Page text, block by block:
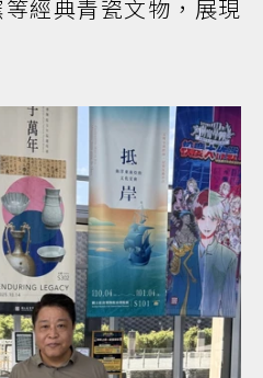
經典青瓷文物，展現